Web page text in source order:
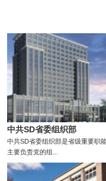
中共SD省委组织部
中共SD省委组织部是省级重要职
主要负责党的组...